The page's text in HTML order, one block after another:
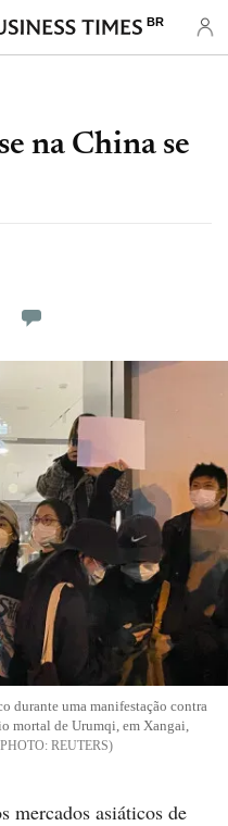
BR
na China se
durante uma manifestação contra
mortal de Urumqi, em Xangai,
REUTERS
mercados asiáticos de